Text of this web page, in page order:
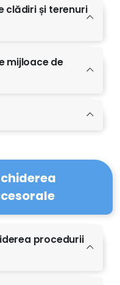
clădiri și terenuri
mijloace de
procedurii